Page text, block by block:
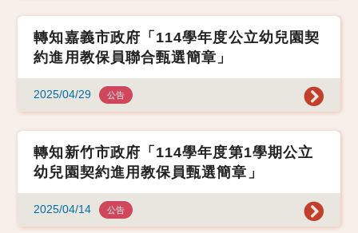
轉知嘉義市政府「114學年度公立幼兒園契
約進用教保員聯合甄選簡章」
2025/04/29 公告
轉知新竹市政府「114學年度第1學期公立
幼兒園契約進用教保員甄選簡章」
2025/04/14 公告